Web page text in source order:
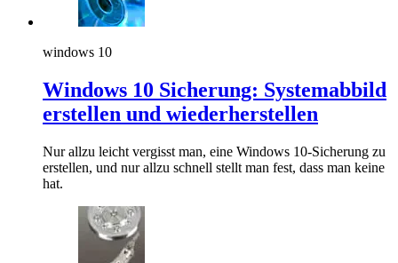
windows 10
Windows 10 Sicherung: Systemabbild
erstellen und wiederherstellen
Nur allzu leicht vergisst man, eine Windows 10-Sicherung zu
erstellen, und nur allzu schnell stellt man fest, dass man keine
hat.